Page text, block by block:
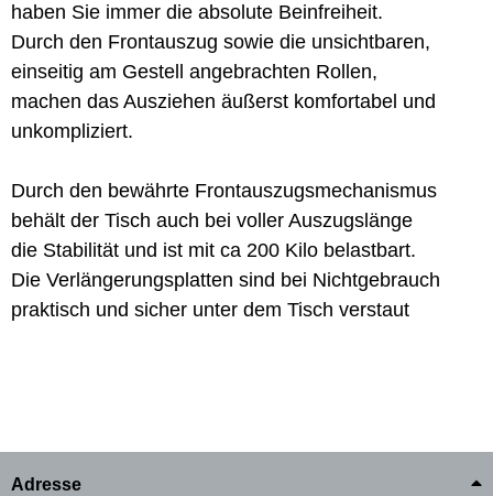
haben Sie immer die absolute Beinfreiheit.
Durch den Frontauszug sowie die unsichtbaren,
einseitig am Gestell angebrachten Rollen,
machen das Ausziehen äußerst komfortabel und
unkompliziert.
Durch den bewährte Frontauszugsmechanismus
behält der Tisch auch bei voller Auszugslänge
die Stabilität und ist mit ca 200 Kilo belastbart.
Die Verlängerungsplatten sind bei Nichtgebrauch
praktisch und sicher unter dem Tisch verstaut
Adresse